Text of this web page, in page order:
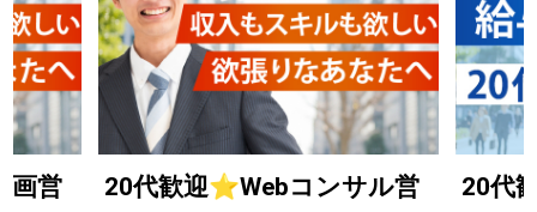
画営
20代歓迎⭐Webコンサル営
20代